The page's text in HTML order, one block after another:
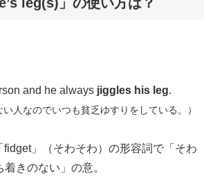
and he always jiggles his leg.
い人なのでいつも貧乏ゆすりをしている。）
fidget」（そわそわ）の形容詞で「そわ
きのない」の意。